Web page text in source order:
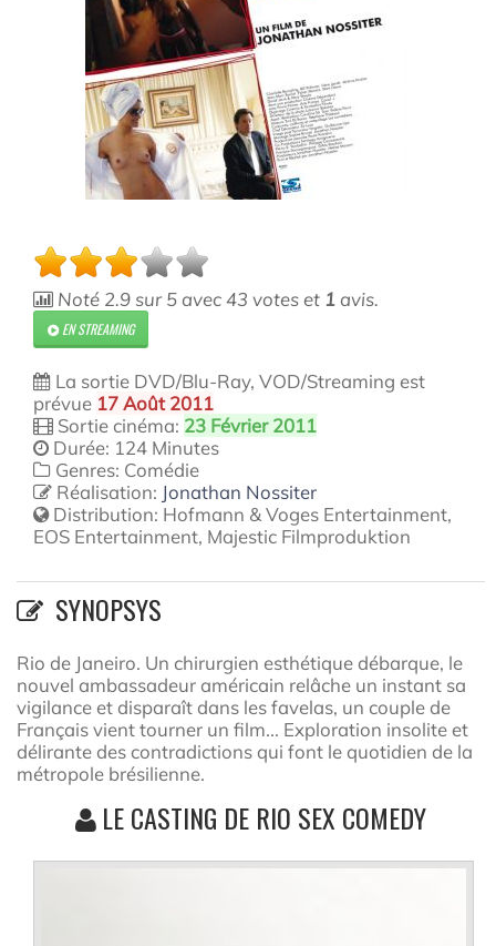
Noté 2.9sur5 avec43 votes et 1 avis.
EN STREAMING
La sortie DVD/Blu-Ray, VOD/Streaming est
prévue 17 Août 2011
Sortie cinéma: 23 Février 2011
Durée: 124 Minutes
Genres: Comédie
Réalisation: Jonathan Nossiter
Distribution: Hofmann & Voges Entertainment,
EOS Entertainment, Majestic Filmproduktion
SYNOPSYS
Rio de Janeiro. Un chirurgien esthétique débarque, le
nouvel ambassadeur américain relâche un instant sa
vigilance et disparaît dans les favelas, un couple de
Français vient tourner un film... Exploration insolite et
délirante des contradictions qui font le quotidien de la
métropole brésilienne.
LE CASTING DE RIO SEX COMEDY